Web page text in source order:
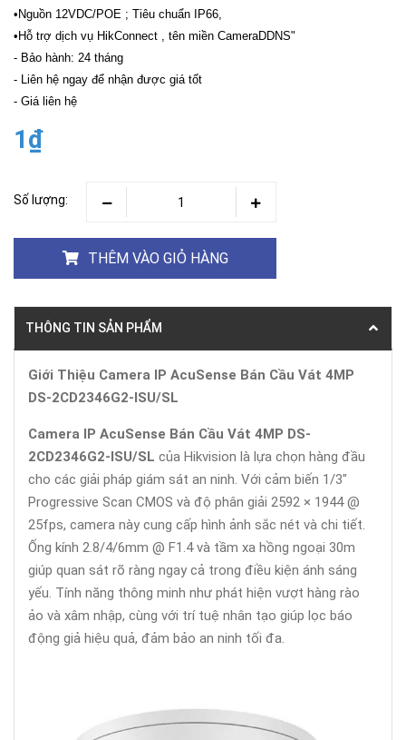
•Nguồn 12VDC/POE ; Tiêu chuẩn IP66,
•Hỗ trợ dịch vụ HikConnect , tên miền CameraDDNS"
- Bảo hành: 24 tháng
- Liên hệ ngay để nhận được giá tốt
- Giá liên hệ
1₫
Số lượng:
THÊM VÀO GIỎ HÀNG
THÔNG TIN SẢN PHẨM
Giới Thiệu Camera IP AcuSense Bán Cầu Vát 4MP
DS-2CD2346G2-ISU/SL
Camera IP AcuSense Bán Cầu Vát 4MP DS-
2CD2346G2-ISU/SL của Hikvision là lựa chọn hàng đầu
cho các giải pháp giám sát an ninh. Với cảm biến 1/3"
Progressive Scan CMOS và độ phân giải 2592 × 1944 @
25fps, camera này cung cấp hình ảnh sắc nét và chi tiết.
Ống kính 2.8/4/6mm @ F1.4 và tầm xa hồng ngoại 30m
giúp quan sát rõ ràng ngay cả trong điều kiện ánh sáng
yếu. Tính năng thông minh như phát hiện vượt hàng rào
ảo và xâm nhập, cùng với trí tuệ nhân tạo giúp lọc báo
động giả hiệu quả, đảm bảo an ninh tối đa.